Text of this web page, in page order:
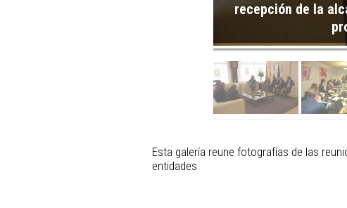
recepción de la
Esta galería reune fotografías de las
entidades